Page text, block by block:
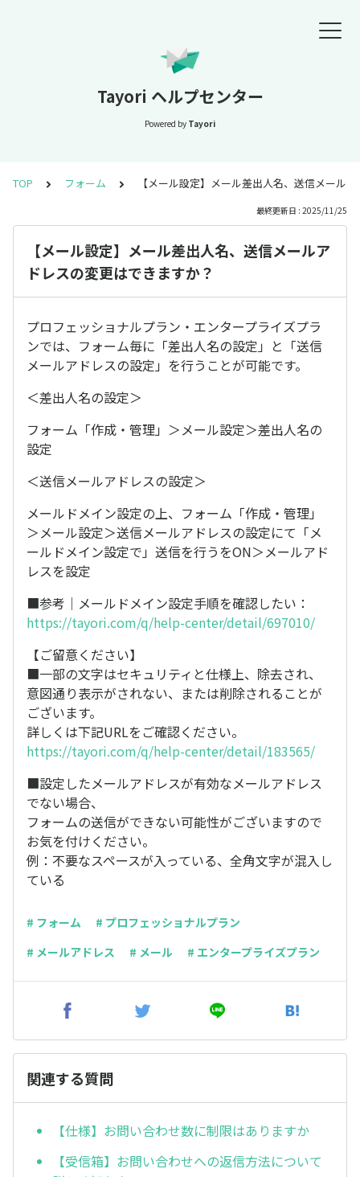
Tayori ヘルプセンター
Powered by Tayori
TOP フォーム 【メール設定】メール差出人名、送信メール
最終更新日 : 2025/11/25
【メール設定】メール差出人名、送信メールア
ドレスの変更はできますか？
プロフェッショナルプラン・エンタープライズプラ
ンでは、フォーム毎に「差出人名の設定」と「送信
メールアドレスの設定」を行うことが可能です。
＜差出人名の設定＞
フォーム「作成・管理」＞メール設定＞差出人名の
設定
＜送信メールアドレスの設定＞
メールドメイン設定の上、フォーム「作成・管理」
＞メール設定＞送信メールアドレスの設定にて「メ
ールドメイン設定で」送信を行うをON＞メールアド
レスを設定
■参考｜メールドメイン設定手順を確認したい：
https://tayori.com/q/help-center/detail/697010/
【ご留意ください】
■一部の文字はセキュリティと仕様上、除去され、
意図通り表示がされない、または削除されることが
ございます。
詳しくは下記URLをご確認ください。
https://tayori.com/q/help-center/detail/183565/
■設定したメールアドレスが有効なメールアドレス
でない場合、
フォームの送信ができない可能性がございますので
お気を付けください。
例：不要なスペースが入っている、全角文字が混入し
ている
# フォーム
# プロフェッショナルプラン
# メールアドレス
# メール # エンタープライズプラン
関連する質問
【仕様】お問い合わせ数に制限はありますか
【受信箱】お問い合わせへの返信方法について